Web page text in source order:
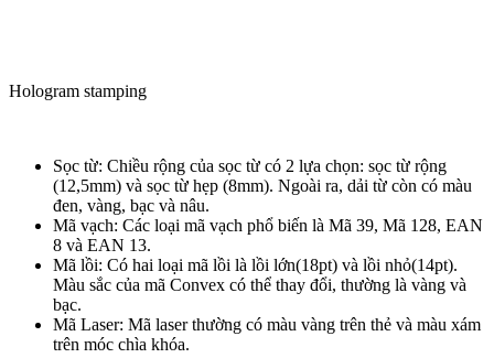
Hologram stamping
Sọc từ: Chiều rộng của sọc từ có 2 lựa chọn: sọc từ rộng
(12,5mm) và sọc từ hẹp (8mm). Ngoài ra, dải từ còn có màu
đen, vàng, bạc và nâu.
Mã vạch: Các loại mã vạch phổ biến là Mã 39, Mã 128, EAN
8 và EAN 13.
Mã lồi: Có hai loại mã lồi là lồi lớn(18pt) và lồi nhỏ(14pt).
Màu sắc của mã Convex có thể thay đổi, thường là vàng và
bạc.
Mã Laser: Mã laser thường có màu vàng trên thẻ và màu xám
trên móc chìa khóa.